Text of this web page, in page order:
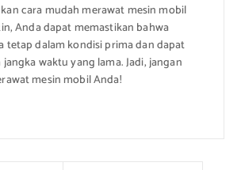
cara mudah merawat mesin mobil
Anda dapat memastikan bahwa
tetap dalam kondisi prima dan dapat
waktu yang lama. Jadi, jangan
mesin mobil Anda!